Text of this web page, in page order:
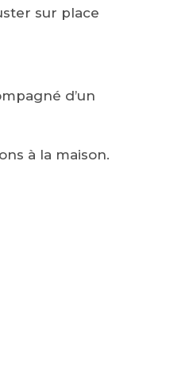
sur place
d’un
à la maison.